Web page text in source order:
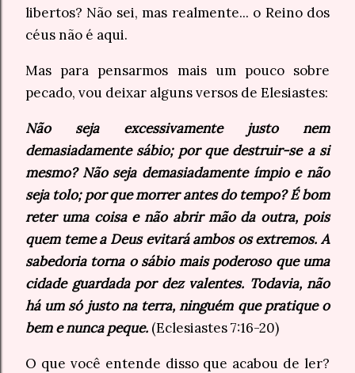
libertos? Não sei, mas realmente... o Reino dos
céus não é aqui.
Mas para pensarmos mais um pouco sobre
pecado, vou deixar alguns versos de Elesiastes:
Não seja excessivamente justo nem
demasiadamente sábio; por que destruir-se a si
mesmo? Não seja demasiadamente ímpio e não
seja tolo; por que morrer antes do tempo? É bom
reter uma coisa e não abrir mão da outra, pois
quem teme a Deus evitará ambos os extremos. A
sabedoria torna o sábio mais poderoso que uma
cidade guardada por dez valentes. Todavia, não
há um só justo na terra, ninguém que pratique o
bem e nunca peque. (Eclesiastes 7:16-20)
O que você entende disso que acabou de ler?